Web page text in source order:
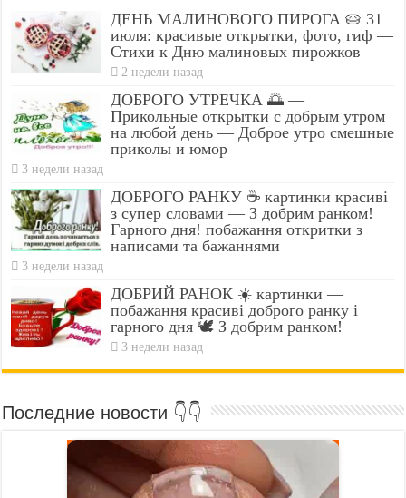
ДЕНЬ МАЛИНОВОГО ПИРОГА 🥧 31
июля: красивые открытки, фото, гиф —
Стихи к Дню малиновых пирожков
2 недели назад
ДОБРОГО УТРЕЧКА 🌅 —
Прикольные открытки с добрым утром
на любой день — Доброе утро смешные
приколы и юмор
3 недели назад
ДОБРОГО РАНКУ ☕ картинки красиві
з супер словами — З добрим ранком!
Гарного дня! побажання откритки з
написами та бажаннями
3 недели назад
ДОБРИЙ РАНОК ☀️ картинки —
побажання красиві доброго ранку і
гарного дня 🕊️ З добрим ранком!
3 недели назад
Последние новости 👇👇